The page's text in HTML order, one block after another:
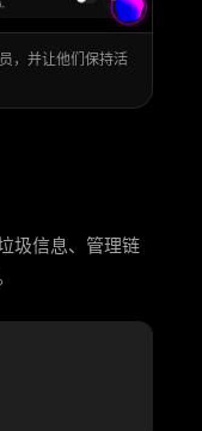
，并让他们保持活
圾信息、管理链